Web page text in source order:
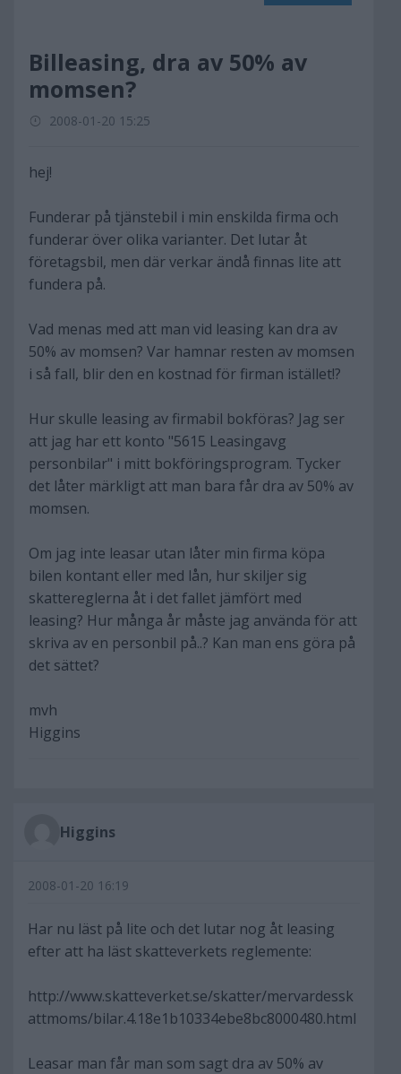
Billeasing, dra av 50% av
momsen?
2008-01-20 15:25
hej!
Funderar på tjänstebil i min enskilda firma och
funderar över olika varianter. Det lutar åt
företagsbil, men där verkar ändå finnas lite att
fundera på.
Vad menas med att man vid leasing kan dra av
50% av momsen? Var hamnar resten av momsen
i så fall, blir den en kostnad för firman istället!?
Hur skulle leasing av firmabil bokföras? Jag ser
att jag har ett konto "5615 Leasingavg
personbilar" i mitt bokföringsprogram. Tycker
det låter märkligt att man bara får dra av 50% av
momsen.
Om jag inte leasar utan låter min firma köpa
bilen kontant eller med lån, hur skiljer sig
skattereglerna åt i det fallet jämfört med
leasing? Hur många år måste jag använda för att
skriva av en personbil på..? Kan man ens göra på
det sättet?
mvh
Higgins
Higgins
2008-01-20 16:19
Har nu läst på lite och det lutar nog åt leasing
efter att ha läst skatteverkets reglemente:
http://www.skatteverket.se/skatter/mervardessk
attmoms/bilar.4.18e1b10334ebe8bc8000480.html
Leasar man får man som sagt dra av 50% av